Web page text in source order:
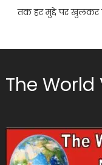
तक हर मुद्दे पर खुलकर
The World